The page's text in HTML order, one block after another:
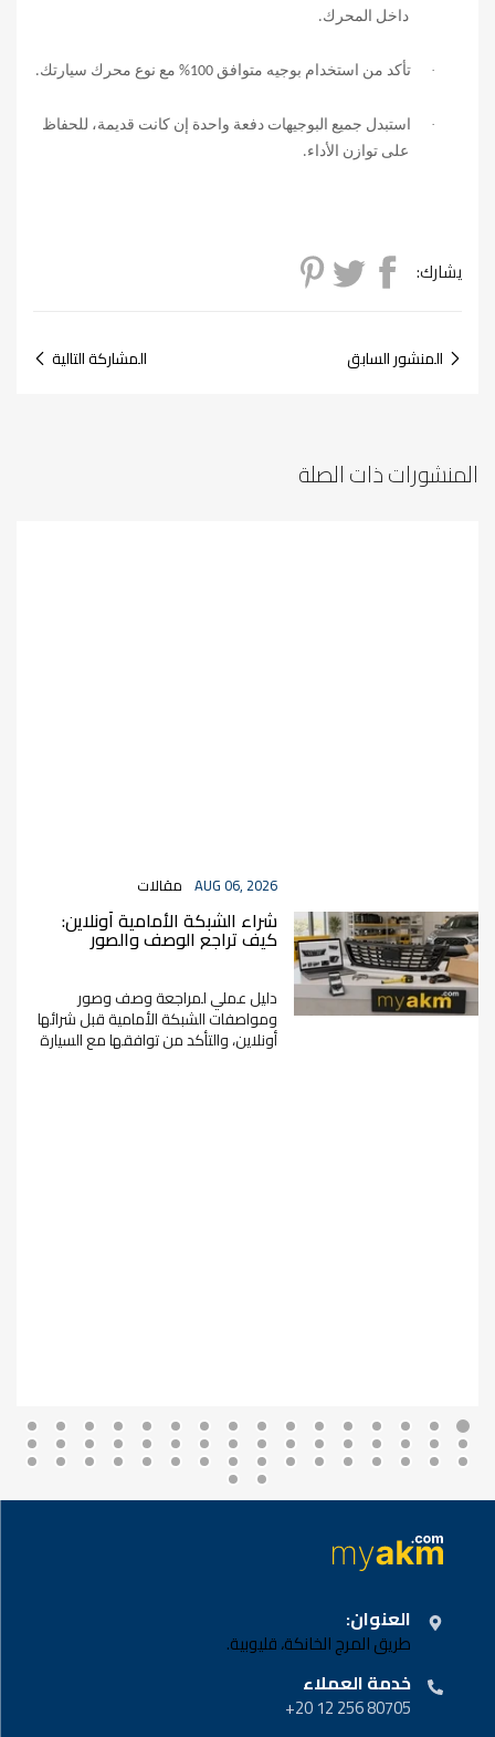
داخل المحرك.
· تأكد من استخدام بوجيه متوافق 100% مع نوع محرك سيارتك .
·
استبدل جميع البوجيهات دفعة واحدة إن كانت قديمة، للحفاظ
على توازن الأداء.
يشارك:
المنشور السابق المشاركة التالية
المنشورات ذات الصلة
AUG 06, 2026 مقالات
شراء الشبكة الأمامية أونلاين:
كيف تراجع الوصف والصور
والمواصفات قبل الطلب؟
دليل عملي لمراجعة وصف وصور
ومواصفات الشبكة الأمامية قبل شرائها
أونلاين، والتأكد من توافقها مع السيارة
العنوان:
طريق المرج الخانكة، قليوبية.
خدمة العملاء
80705 256 12 20+